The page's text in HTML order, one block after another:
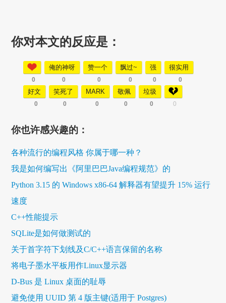
你对本文的反应是：
0
俺的神呀
0
赞一个
0
飘过~
0
强
0
很实用
0
好文
0
笑死了
0
MARK
0
敬佩
0
垃圾
0 0
你也许感兴趣的：
各种流行的编程风格 你属于哪一种？
我是如何编写出《阿里巴巴Java编程规范》的
Python 3.15 的 Windows x86-64 解释器有望提升 15% 运行
速度
C++性能提示
SQLite是如何做测试的
关于首字符下划线及C/C++语言保留的名称
将电子墨水平板用作Linux显示器
D-Bus 是 Linux 桌面的耻辱
避免使用 UUID 第 4 版主键(适用于 Postgres)